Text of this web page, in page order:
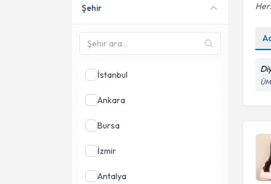
Online danışmanlık sunan
Şehir
İstanbul
Ankara
Bursa
İzmir
Antalya